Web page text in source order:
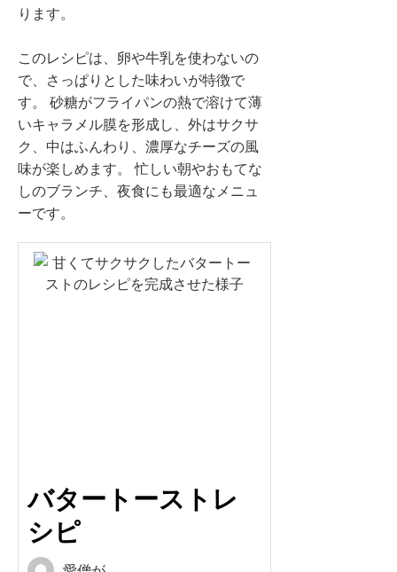
ります。
このレシピは、卵や牛乳を使わないの
で、さっぱりとした味わいが特徴で
す。 砂糖がフライパンの熱で溶けて薄
いキャラメル膜を形成し、外はサクサ
ク、中はふんわり、濃厚なチーズの風
味が楽しめます。 忙しい朝やおもてな
しのブランチ、夜食にも最適なメニュ
ーです。
バタートーストレ
シピ